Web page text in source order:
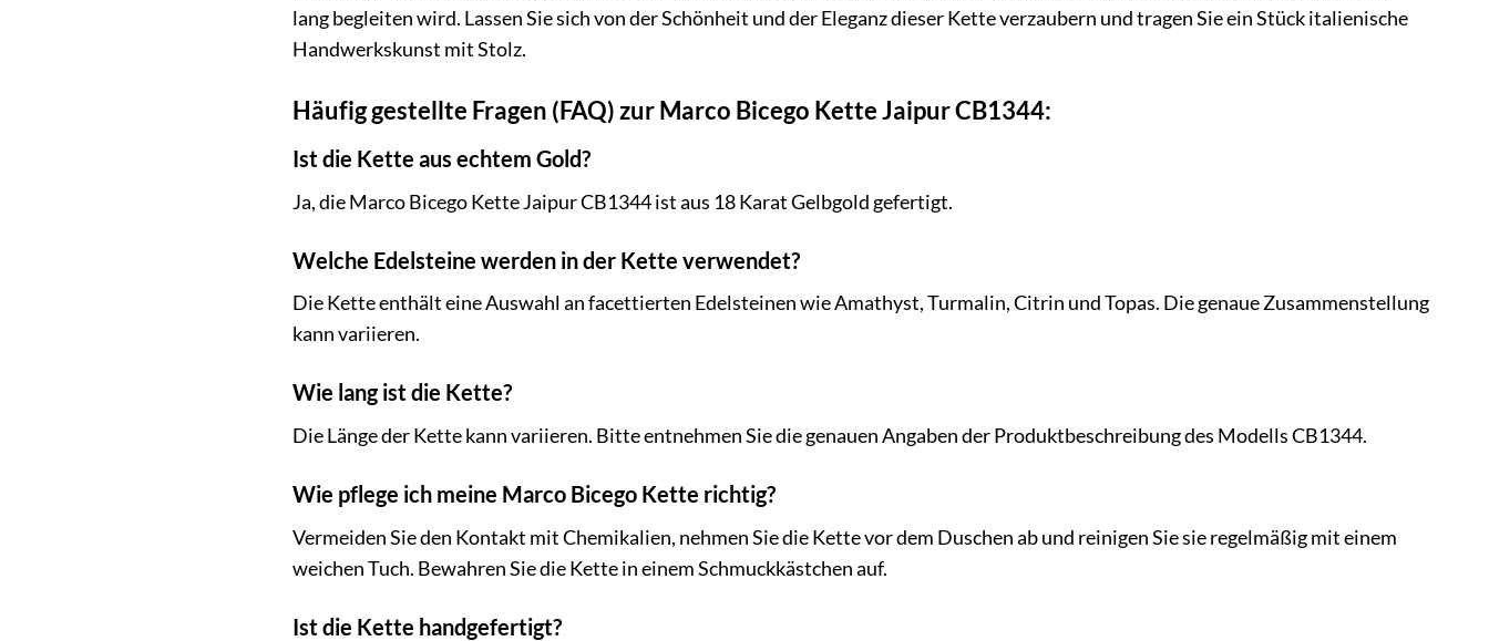
lang begleiten wird. Lassen Sie sich von der Schönheit und der Eleganz dieser Kette verzaubern und tragen Sie ein Stück italienische
Handwerkskunst mit Stolz.
Häufig gestellte Fragen (FAQ) zur Marco Bicego Kette Jaipur CB1344:
Ist die Kette aus echtem Gold?
Ja, die Marco Bicego Kette Jaipur CB1344 ist aus 18 Karat Gelbgold gefertigt.
Welche Edelsteine werden in der Kette verwendet?
Die Kette enthält eine Auswahl an facettierten Edelsteinen wie Amathyst, Turmalin, Citrin und Topas. Die genaue Zusammenstellung
kann variieren.
Wie lang ist die Kette?
Die Länge der Kette kann variieren. Bitte entnehmen Sie die genauen Angaben der Produktbeschreibung des Modells CB1344.
Wie pflege ich meine Marco Bicego Kette richtig?
Vermeiden Sie den Kontakt mit Chemikalien, nehmen Sie die Kette vor dem Duschen ab und reinigen Sie sie regelmäßig mit einem
weichen Tuch. Bewahren Sie die Kette in einem Schmuckkästchen auf.
Ist die Kette handgefertigt?